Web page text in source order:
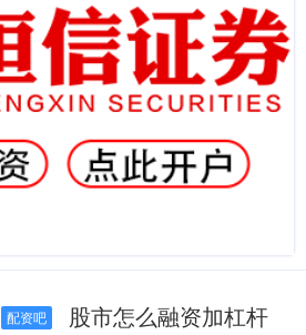
配资吧